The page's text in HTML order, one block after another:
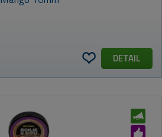
DETAIL